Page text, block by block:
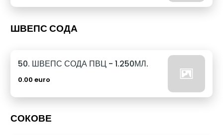
ШВЕПС СОДА
50. ШВЕПС СОДА ПВЦ - 1.250МЛ.
0.00 euro
СОКОВЕ